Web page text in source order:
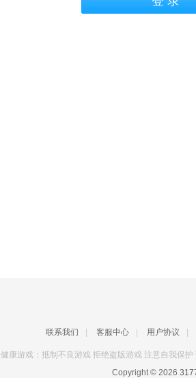
联系我们 客服中心 用户协议
健康游戏：抵制不良游戏 拒绝盗版游戏 注意自我保
Copyright © 2026